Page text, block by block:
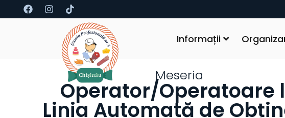
Informații
Meseria
Operator/Operatoare
Linia Automată de